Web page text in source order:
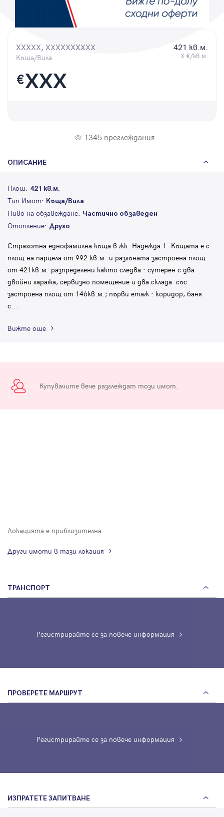
XXXXX, XXXXXXXXXX
Къща/Вила
421 кв.м.
X €/кв.м.
€XXX
1345 преглеждания
ОПИСАНИЕ
Площ: 421 кв.м.
Тип Имот: Къща/Вила
Ниво на обзавеждане: Частично обзаведен
Отопление: Друго
Страхотна еднофамилна къща в жк. Надежда 1. Къщата е с
площ на парцела от 992 кв.м. и разгъната застроена площ
от 421кв.м. разпределени както следва : сутерен с два
двойни гаража, сервизно помещение и два склада със
застроена площ от 146кв.м.; първи етаж : коридор, баня
с...
Вижте още
Купувачите вече разглеждат този имот.
Локацията е приблизителна
Други имоти в тази локация
ТРАНСПОРТ
Регистрирайте се за повече информация
ПРОВЕРЕТЕ МАРШРУТ
Регистрирайте се за повече информация
ИЗПРАТЕТЕ ЗАПИТВАНЕ
Парола